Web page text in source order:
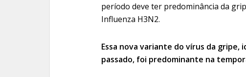
período deve ter predominância da
Influenza H3N2.
Essa nova variante do vírus da
passado, foi predominante na